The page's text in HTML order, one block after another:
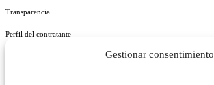
Gestionar consentimiento
Transparencia
Perfil del contratante